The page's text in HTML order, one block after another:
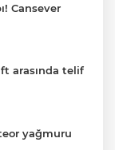
Cansever
arasında telif
yağmuru